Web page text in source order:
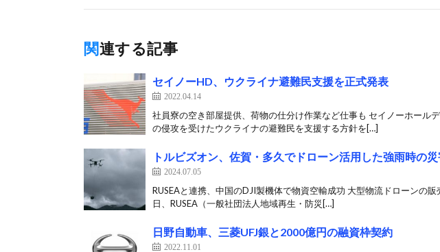
関連する記事
セイノーHD、ウクライナ避難民支援を正式発表
2022.04.14
社員寮の空き部屋提供、荷物の仕分け作業など仕事も セイノーホール
の侵攻を受けたウクライナの避難民を支援する方針を[…]
トルビズオン、佐賀・多久でドローン活用した強雨時の
2024.07.05
RUSEAと連携、中国のDJI製機体で物資空輸成功 大型物流ドローンの
日、RUSEA（一般社団法人地域再生・防災[…]
日野自動車、三菱UFJ銀と2000億円の融資枠契約
2022.11.01